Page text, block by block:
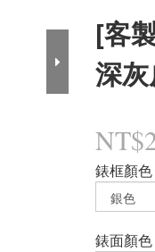
[客
深
錶框顏色
錶面顏色